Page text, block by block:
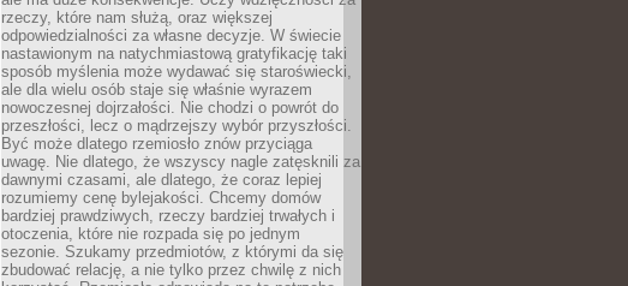
rzeczy, które nam służą, oraz większej
odpowiedzialności za własne decyzje. W świecie
nastawionym na natychmiastową gratyfikację taki
sposób myślenia może wydawać się staroświecki,
ale dla wielu osób staje się właśnie wyrazem
nowoczesnej dojrzałości. Nie chodzi o powrót do
przeszłości, lecz o mądrzejszy wybór przyszłości.
Być może dlatego rzemiosło znów przyciąga
uwagę. Nie dlatego, że wszyscy nagle zatęsknili za
dawnymi czasami, ale dlatego, że coraz lepiej
rozumiemy cenę bylejakości. Chcemy domów
bardziej prawdziwych, rzeczy bardziej trwałych i
otoczenia, które nie rozpada się po jednym
sezonie. Szukamy przedmiotów, z którymi da się
zbudować relację, a nie tylko przez chwilę z nich